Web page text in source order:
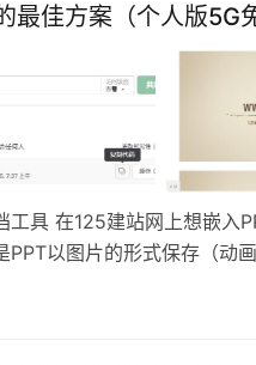
佳方案（个人版5G
具 在125建站网上想嵌入
以图片的形式保存（动